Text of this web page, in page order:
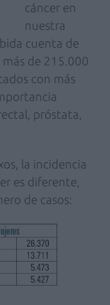
cáncer en
nuestra
cuenta de
de 215.000
con más
próstata,
la incidencia
es diferente,
de casos: